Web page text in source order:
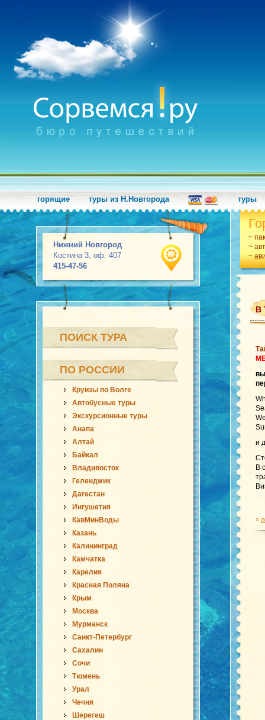
горящие туры из Н.Новгорода туры
Нижний Новгород
Костина 3, оф. 407
415-47-56
~
~
~
ПОИСК ТУРА
ПО РОССИИ
Круизы по Волге
Автобусные туры
Экскурсионные туры
Анапа
Алтай
Байкал
Владивосток
Геленджик
Дагестан
Ингушетия
КавМинВоды
Казань
Калининград
Камчатка
Карелия
Красная Поляна
Крым
Москва
Мурманск
Санкт-Петербург
Сахалин
Сочи
Тюмень
Урал
Чечня
Шерегеш
В
и
В
»